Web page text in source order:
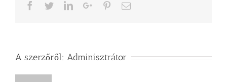
Facebook
TwitterLinkedInGoogle+PinterestEmail
A szerzőről: Adminisztrátor